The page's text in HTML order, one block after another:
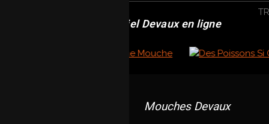
Revendeur officiel Devaux en ligne
Mouches Devaux